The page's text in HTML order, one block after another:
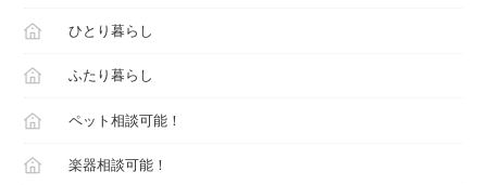
ひとり暮らし
ふたり暮らし
ペット相談可能！
楽器相談可能！